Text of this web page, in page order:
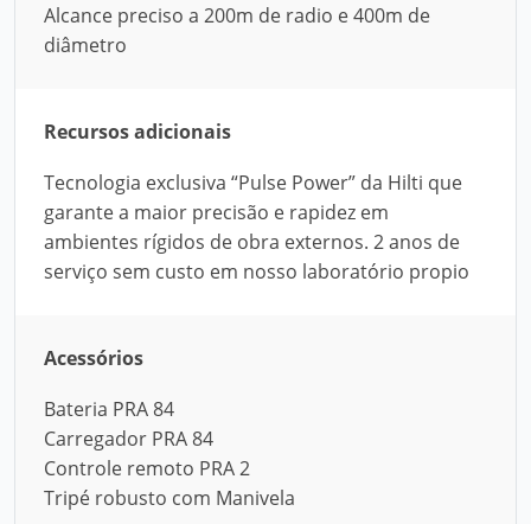
Alcance preciso a 200m de radio e 400m de
diâmetro
Recursos adicionais
Tecnologia exclusiva “Pulse Power” da Hilti que
garante a maior precisão e rapidez em
ambientes rígidos de obra externos. 2 anos de
serviço sem custo em nosso laboratório propio
Acessórios
Bateria PRA 84
Carregador PRA 84
Controle remoto PRA 2
Tripé robusto com Manivela